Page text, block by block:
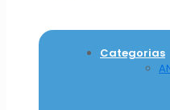
Categorias